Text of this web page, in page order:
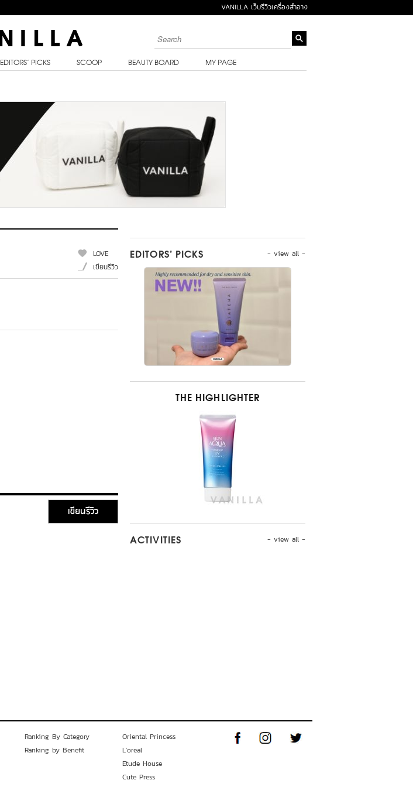
VANILLA เว็บรีวิวเครื่องสำอาง
EDITORS’ PICKS SCOOP BEAUTY BOARD MY PAGE
LOVE
เขียนรีวิว
เขียนรีวิว
- view all -
EDITORS’ PICKS
THE HIGHLIGHTER
- view all -
ACTIVITIES
Ranking By Category
Ranking by Benefit
Oriental Princess
L'oreal
Etude House
Cute Press